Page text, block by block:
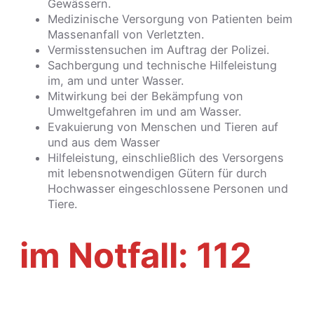
Gewässern.
Medizinische Versorgung von Patienten beim
Massenanfall von Verletzten.
Vermisstensuchen im Auftrag der Polizei.
Sachbergung und technische Hilfeleistung
im, am und unter Wasser.
Mitwirkung bei der Bekämpfung von
Umweltgefahren im und am Wasser.
Evakuierung von Menschen und Tieren auf
und aus dem Wasser
Hilfeleistung, einschließlich des Versorgens
mit lebensnotwendigen Gütern für durch
Hochwasser eingeschlossene Personen und
Tiere.
im Notfall: 112